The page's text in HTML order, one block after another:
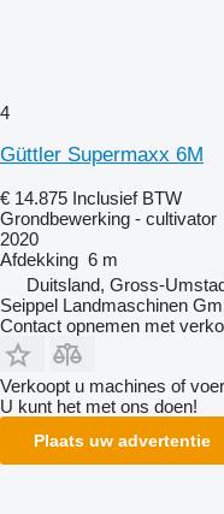
4
Güttler Supermaxx 6M
€ 14.875 Inclusief BTW
Grondbewerking - cultivator
2020
Afdekking 6 m
Duitsland, Gross-
Seippel Landmaschinen
Contact opnemen met
Verkoopt u machines of
U kunt het met ons doen!
Plaats uw advertentie